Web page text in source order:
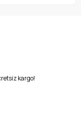
kargo!